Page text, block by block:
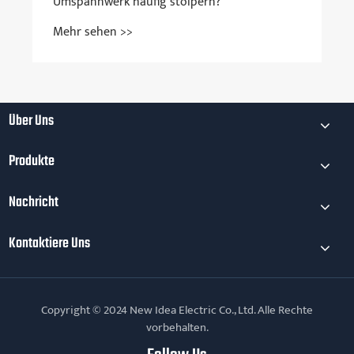
Mehr sehen >>
Über Uns
Produkte
Nachricht
Kontaktiere Uns
Copyright © 2024 New Idea Electric Co., Ltd. Alle Rechte
vorbehalten.